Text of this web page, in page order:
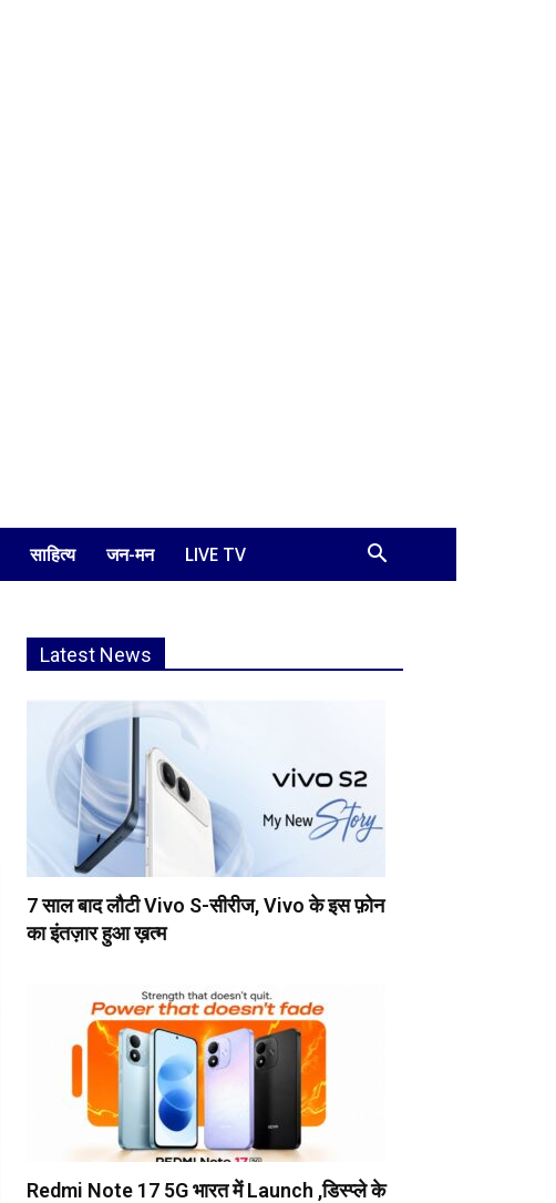
साहित्य जन-मन LIVE TV
Latest News
7 साल बाद लौटी Vivo S-सीरीज, Vivo के इस फ़ोन
का इंतज़ार हुआ ख़त्म
Redmi Note 17 5G भारत में Launch ,डिस्प्ले के